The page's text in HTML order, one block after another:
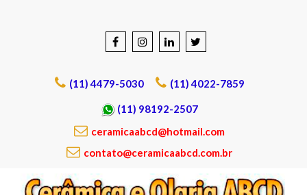
(11) 4479-5030 (11) 4022-7859
(11) 98192-2507
ceramicaabcd@hotmail.com
contato@ceramicaabcd.com.br